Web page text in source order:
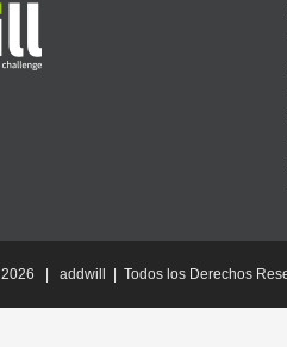
2026 | addwill | Todos los Derechos